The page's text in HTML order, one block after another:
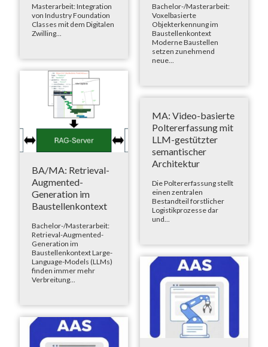
Masterarbeit: Integration
von Industry Foundation
Classes mit dem Digitalen
Zwilling...
Bachelor-/Masterarbeit:
Voxelbasierte
Objekterkennung im
Baustellenkontext
Moderne Baustellen
setzen zunehmend
neue...
BA/MA: Retrieval-
Augmented-
Generation im
Baustellenkontext
Bachelor-/Masterarbeit:
Retrieval-Augmented-
Generation im
Baustellenkontext Large-
Language-Models (LLMs)
finden immer mehr
Verbreitung...
MA: Video-basierte
Poltererfassung mit
LLM-gestützter
semantischer
Architektur
Die Poltererfassung stellt
einen zentralen
Bestandteil forstlicher
Logistikprozesse dar
und...